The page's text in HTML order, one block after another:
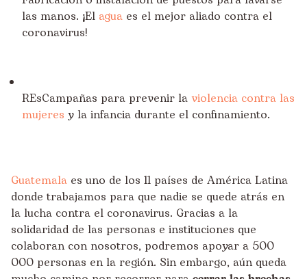
las manos. ¡El agua es el mejor aliado contra el
coronavirus!
REsCampañas para prevenir la violencia contra las
mujeres y la infancia durante el confinamiento.
Guatemala es uno de los 11 países de América Latina
donde trabajamos para que nadie se quede atrás en
la lucha contra el coronavirus. Gracias a la
solidaridad de las personas e instituciones que
colaboran con nosotros, podremos apoyar a 500
000 personas en la región. Sin embargo, aún queda